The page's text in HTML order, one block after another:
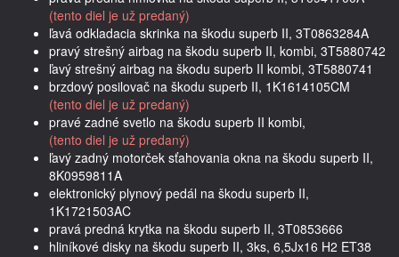
(tento diel je už predaný)
ľavá odkladacia skrinka na škodu superb II, 3T0863284A
pravý strešný airbag na škodu superb II, kombi, 3T5880742
ľavý strešný airbag na škodu superb II kombi, 3T5880741
brzdový posilovač na škodu superb II, 1K1614105CM
(tento diel je už predaný)
pravé zadné svetlo na škodu superb II kombi,
(tento diel je už predaný)
ľavý zadný motorček sťahovania okna na škodu superb II,
8K0959811A
elektronický plynový pedál na škodu superb II,
1K1721503AC
pravá predná krytka na škodu superb II, 3T0853666
hliníkové disky na škodu superb II, 3ks, 6,5Jx16 H2 ET38